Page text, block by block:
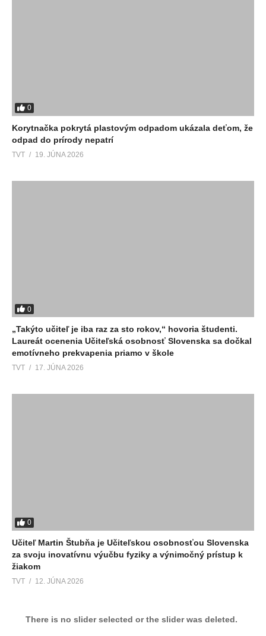
0
Korytnačka pokrytá plastovým odpadom ukázala deťom, že
odpad do prírody nepatrí
TVT 19. JÚNA 2026
0
„Takýto učiteľ je iba raz za sto rokov,“ hovoria študenti.
Laureát ocenenia Učiteľská osobnosť Slovenska sa dočkal
emotívneho prekvapenia priamo v škole
TVT 17. JÚNA 2026
0
Učiteľ Martin Štubňa je Učiteľskou osobnosťou Slovenska
za svoju inovatívnu výučbu fyziky a výnimočný prístup k
žiakom
TVT 12. JÚNA 2026
There is no slider selected or the slider was deleted.